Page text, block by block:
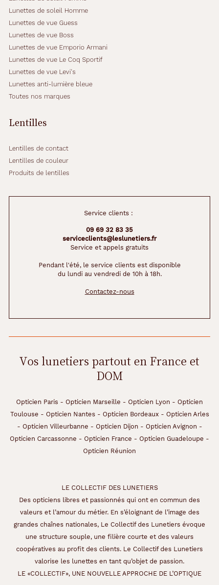
Lunettes de soleil Homme
Lunettes de vue Guess
Lunettes de vue Boss
Lunettes de vue Emporio Armani
Lunettes de vue Le Coq Sportif
Lunettes de vue Levi's
Lunettes anti-lumière bleue
Toutes nos marques
Lentilles
Lentilles de contact
Lentilles de couleur
Produits de lentilles
Service clients :
09 69 32 83 35
serviceclients@leslunetiers.fr
Service et appels gratuits
Pendant l'été, le service clients est disponible
du lundi au vendredi de 10h à 18h.
Contactez-nous
Vos lunetiers partout en France et
DOM
Opticien Paris - Opticien Marseille - Opticien Lyon - Opticien
Toulouse - Opticien Nantes - Opticien Bordeaux- Opticien Arles
- Opticien Villeurbanne - Opticien Dijon - Opticien Avignon -
Opticien Carcassonne - Opticien France - Opticien Guadeloupe -
Opticien Réunion
LE COLLECTIF DES LUNETIERS
Des opticiens libres et passionnés qui ont en commun des
valeurs et l’amour du métier. En s’éloignant de l’image des
grandes chaînes nationales, Le Collectif des Lunetiers évoque
une structure souple, une filière courte et des valeurs
coopératives au profit des clients. Le Collectif des Lunetiers
valorise les lunettes en tant qu’objet de passion.
LE «COLLECTIF», UNE NOUVELLE APPROCHE DE L’OPTIQUE